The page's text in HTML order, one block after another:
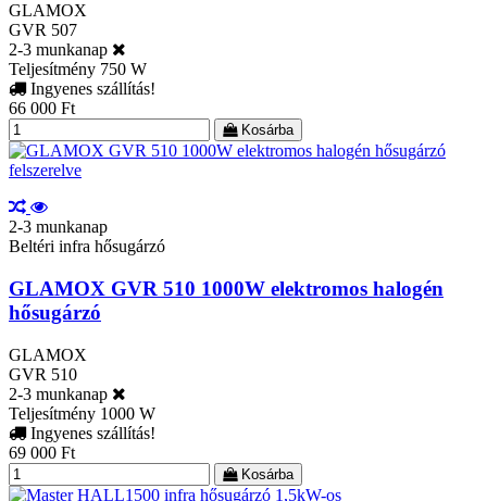
GLAMOX
GVR 507
2-3 munkanap
Teljesítmény 750 W
Ingyenes szállítás!
66 000 Ft
Kosárba
2-3 munkanap
Beltéri infra hősugárzó
GLAMOX GVR 510 1000W elektromos halogén
hősugárzó
GLAMOX
GVR 510
2-3 munkanap
Teljesítmény 1000 W
Ingyenes szállítás!
69 000 Ft
Kosárba